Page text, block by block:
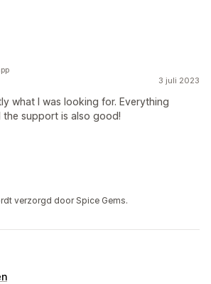
3 juli 2023
what I was looking for. Everything
support is also good!
verzorgd door Spice Gems.